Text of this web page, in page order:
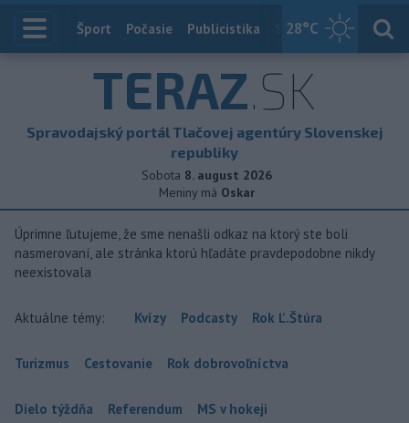
28°C
Index
Šport Počasie Publicistika Slovensko
TERAZ.SK
Spravodajský portál Tlačovej agentúry Slovenskej
republiky
Sobota 8. august 2026
Meniny má Oskar
Úprimne ľutujeme, že sme nenašli odkaz na ktorý ste boli
nasmerovaní, ale stránka ktorú hľadáte pravdepodobne nikdy
neexistovala
Aktuálne témy: Kvízy Podcasty Rok Ľ.Štúra
Turizmus Cestovanie Rok dobrovoľníctva
Dielo týždňa Referendum MS v hokeji